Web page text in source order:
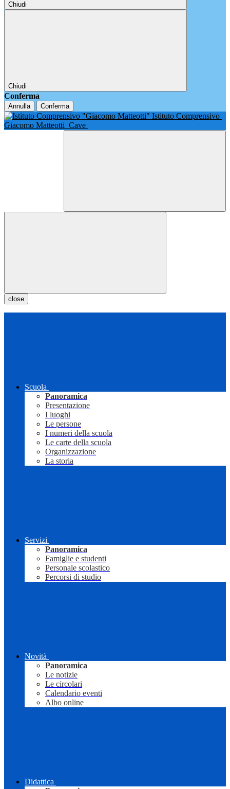
Chiudi
Chiudi
Conferma
Annulla Conferma
Istituto Comprensivo
Giacomo Matteotti Cave
close
Scuola
Panoramica
Presentazione
I luoghi
Le persone
I numeri della scuola
Le carte della scuola
Organizzazione
La storia
Servizi
Panoramica
Famiglie e studenti
Personale scolastico
Percorsi di studio
Novità
Panoramica
Le notizie
Le circolari
Calendario eventi
Albo online
Didattica